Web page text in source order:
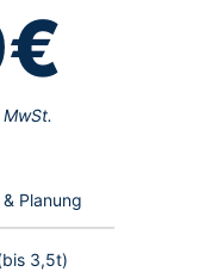
Planung
3,5t)